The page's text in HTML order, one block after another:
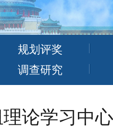
规划评奖
调查研究
论学习中